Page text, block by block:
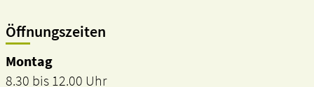
Öffnungszeiten
Montag
8.30 bis 12.00 Uhr